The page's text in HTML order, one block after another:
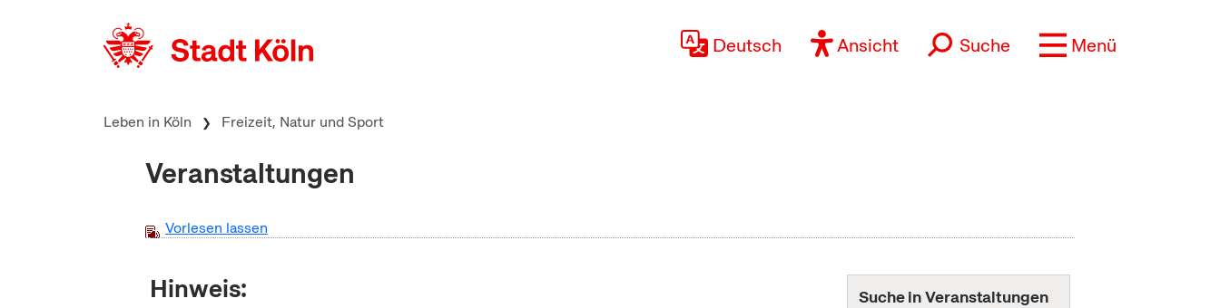
Deutsch Ansicht Suche Menü
Leben in Köln Freizeit, Natur und Sport
Veranstaltungen
Vorlesen lassen
Hinweis: Suche in Veranstaltungen